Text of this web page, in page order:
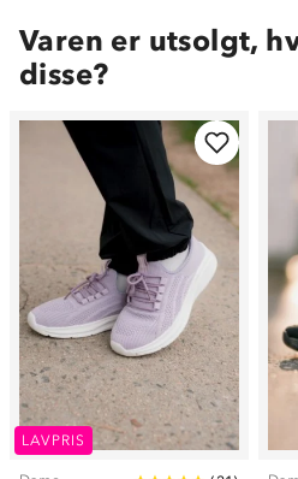
Varen er utsolgt,
disse?
LAVPRIS